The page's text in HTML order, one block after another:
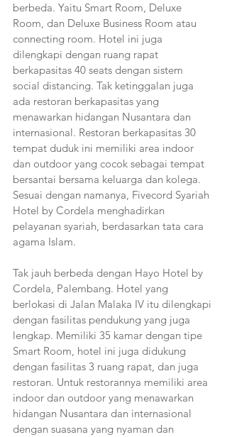
berbeda. Yaitu Smart Room, Deluxe
Room, dan Deluxe Business Room atau
connecting room. Hotel ini juga
dilengkapi dengan ruang rapat
berkapasitas 40 seats dengan sistem
social distancing. Tak ketinggalan juga
ada restoran berkapasitas yang
menawarkan hidangan Nusantara dan
internasional. Restoran berkapasitas 30
tempat duduk ini memiliki area indoor
dan outdoor yang cocok sebagai tempat
bersantai bersama keluarga dan kolega.
Sesuai dengan namanya, Fivecord Syariah
Hotel by Cordela menghadirkan
pelayanan syariah, berdasarkan tata cara
agama Islam.
Tak jauh berbeda dengan Hayo Hotel by
Cordela, Palembang. Hotel yang
berlokasi di Jalan Malaka IV itu dilengkapi
dengan fasilitas pendukung yang juga
lengkap. Memiliki 35 kamar dengan tipe
Smart Room, hotel ini juga didukung
dengan fasilitas 3 ruang rapat, dan juga
restoran. Untuk restorannya memiliki area
indoor dan outdoor yang menawarkan
hidangan Nusantara dan internasional
dengan suasana yang nyaman dan